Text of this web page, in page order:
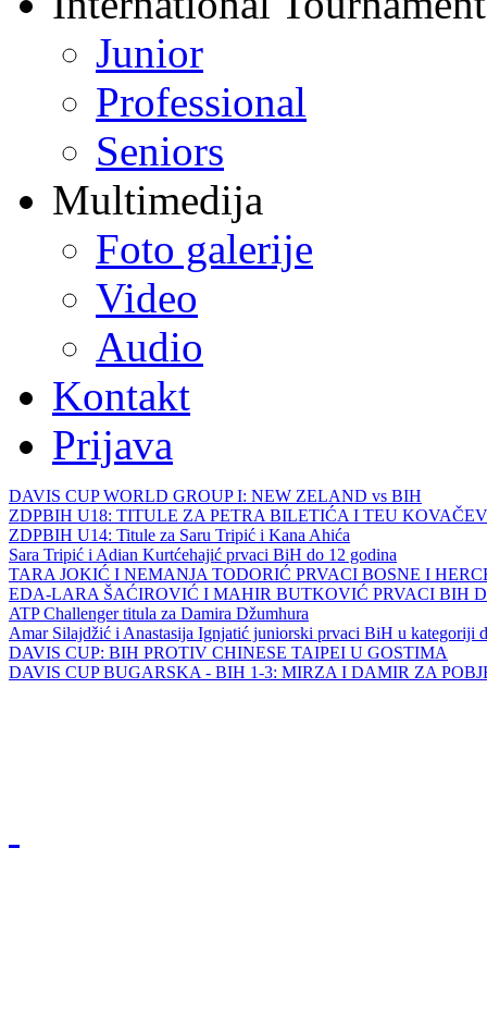
Junior
Professional
Seniors
Multimedija
Foto galerije
Video
Audio
Kontakt
Prijava
DAVIS CUP WORLD GROUP I: NEW ZELAND vs BIH
ZDPBIH U18: TITULE ZA PETRA BILETIĆA I TEU
ZDPBIH U14: Titule za Saru Tripić i Kana Ahića
Sara Tripić i Adian Kurtćehajić prvaci BiH do 12 godina
TARA JOKIĆ I NEMANJA TODORIĆ PRVACI BOSNE I
EDA-LARA ŠAĆIROVIĆ I MAHIR BUTKOVIĆ PRVACI BIH
ATP Challenger titula za Damira Džumhura
Amar Silajdžić i Anastasija Ignjatić juniorski prvaci BiH u kategoriji
DAVIS CUP: BIH PROTIV CHINESE TAIPEI U GOSTIMA
DAVIS CUP BUGARSKA - BIH 1-3: MIRZA I DAMIR ZA